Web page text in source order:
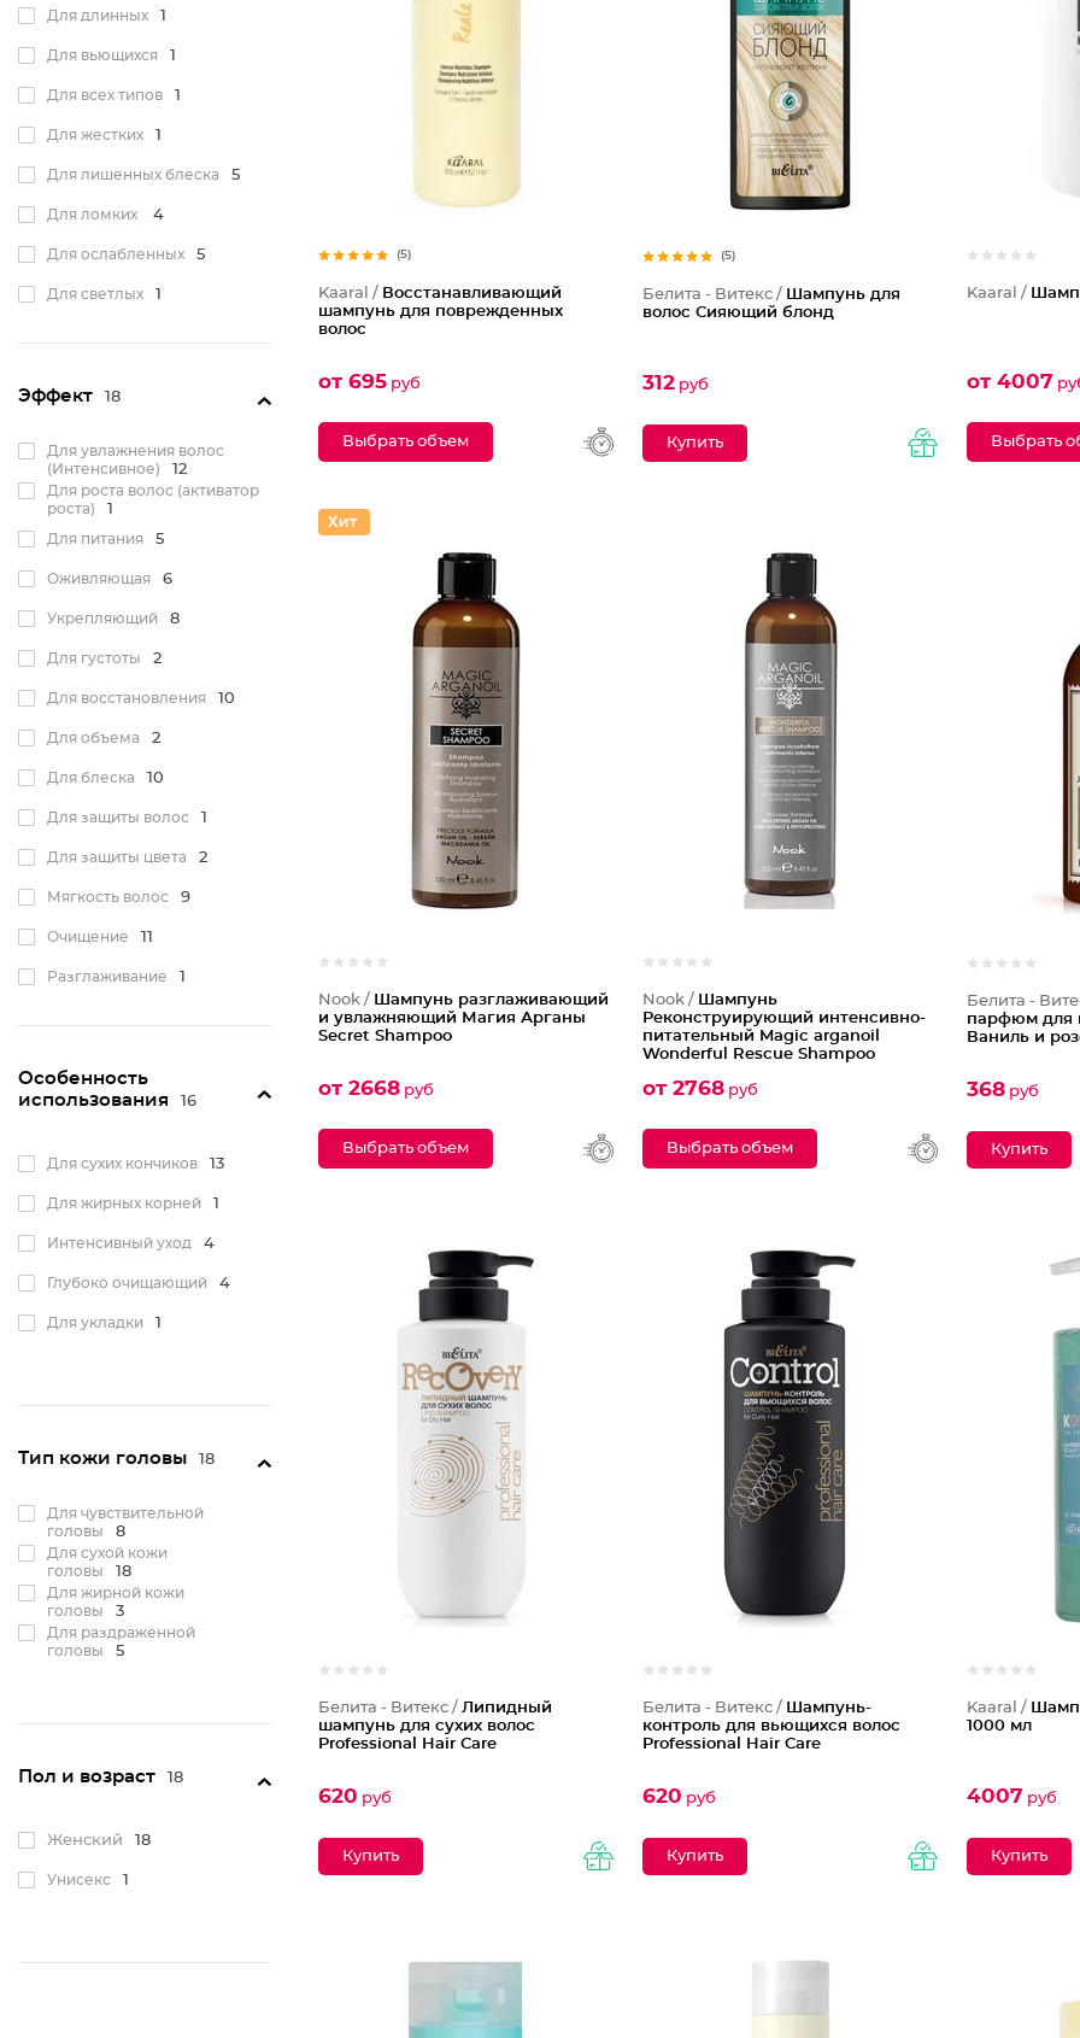
Для длинных 1
Для вьющихся 1
Для всех типов 1
Для жестких 1
Для лишенных блеска 5
Для ломких 4
Для ослабленных 5
Для светлых 1
Для натуральных 2
Для пористых 3
Эффект 18
Для увлажнения волос
(Интенсивное)
12
Для роста волос (активатор
роста)
1
Для питания 5
Оживляющая 6
Укрепляющий 8
Для густоты 2
Для восстановления 10
Для объема 2
Для блеска 10
Для защиты волос 1
Для защиты цвета 2
Мягкость волос 9
Очищение 11
Разглаживание 1
Яркость цвета
С антистатическим
Оздоравливающий
Для гладкости
Особенность
использования
16
Для сухих кончиков 13
Для жирных корней 1
Интенсивный уход 4
Глубоко очищающий 4
Для укладки 1
Тип кожи головы 18
Для чувствительной
головы
8
Для сухой кожи
головы
18
Для жирной кожи
головы
3
Для раздраженной
головы
5
Пол и возраст 18
Женский 18
Унисекс 1
(5)
Kaaral / Восстанавливающий
шампунь для поврежденных
волос
от 695руб
Выбрать объем
(5)
Белита - Витекс / Шампунь для
волос Сияющий блонд
312руб
Kaaral /
от 4007
Выбрать
Nook / Шампунь разглаживающий
и увлажняющий Магия Арганы
Secret Shampoo
от 2668руб
Выбрать объем
Nook / Шампунь
Реконструирующий интенсивно-
питательный Magic arganoil
Wonderful Rescue Shampoo
от 2768руб
Выбрать объем
Белита -
парфюм для
Ваниль и
368 руб
Белита - Витекс / Липидный
шампунь для сухих волос
Professional Hair Care
620 руб
Белита - Витекс / Шампунь-
контроль для вьющихся волос
Professional Hair Care
620 руб
Kaaral /
1000 мл
4007 руб